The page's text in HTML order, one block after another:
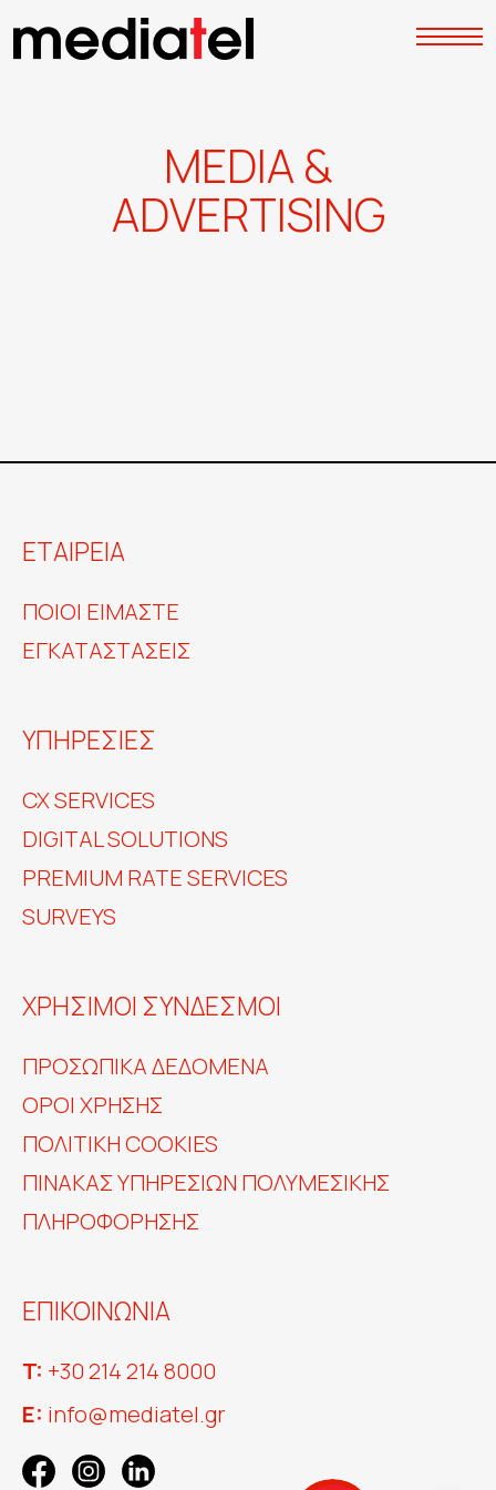
MEDIA&
ADVERTISING
ΕΤΑΙΡΕΙΑ
ΠΟΙΟΙ ΕΙΜΑΣΤΕ
ΕΓΚΑΤΑΣΤΑΣΕΙΣ
ΥΠΗΡΕΣΙΕΣ
CX SERVICES
DIGITAL SOLUTIONS
PREMIUM RATE SERVICES
SURVEYS
ΧΡΗΣΙΜΟΙ ΣΥΝΔΕΣΜΟΙ
ΠΡΟΣΩΠΙΚΆ ΔΕΔΟΜΈΝΑ
ΟΡΟΙ ΧΡΗΣΗΣ
ΠΟΛΙΤΙΚΗ COOKIES
ΠΊΝΑΚΑΣ ΥΠΗΡΕΣΙΏΝ ΠΟΛΥΜΕΣΙΚΉΣ
ΠΛΗΡΟΦΌΡΗΣΗΣ
ΕΠΙΚΟΙΝΩΝΙΑ
T: +30 214 214 8000
E: info@mediatel.gr